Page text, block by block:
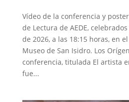
Vídeo de la conferencia y
de Lectura de AEDE,
de 2026, a las 18:15 horas, en
Museo de San Isidro. Los
conferencia, titulada El artista
fue...